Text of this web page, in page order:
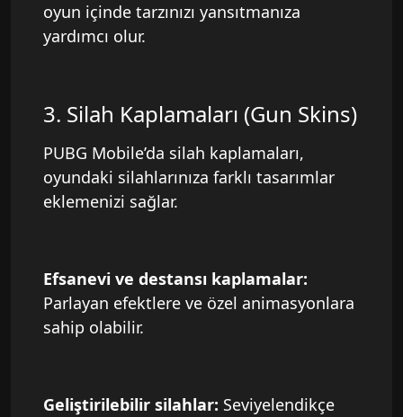
oyun içinde tarzınızı yansıtmanıza
yardımcı olur.
3. Silah Kaplamaları (Gun Skins)
PUBG Mobile’da silah kaplamaları,
oyundaki silahlarınıza farklı tasarımlar
eklemenizi sağlar.
Efsanevi ve destansı kaplamalar:
Parlayan efektlere ve özel animasyonlara
sahip olabilir.
Geliştirilebilir silahlar: Seviyelendikçe